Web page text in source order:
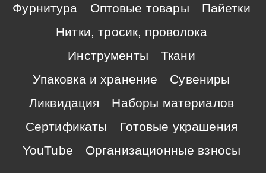
Фурнитура
Оптовые товары
Пайетки
Нитки, тросик, проволока
Инструменты
Ткани
Упаковка и хранение
Сувениры
Ликвидация
Наборы материалов
Сертификаты
Готовые украшения
YouTube
Организационные взносы